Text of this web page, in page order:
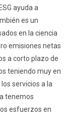
ayuda a
es un
en la ciencia
emisiones netas
a corto plazo de
teniendo muy en
servicios a la
tenemos
esfuerzos en